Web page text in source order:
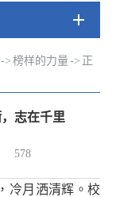
-> 榜样的力量-> 正
志在千里
578
冷月洒清辉。校